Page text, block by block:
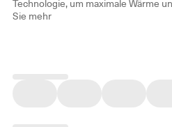
Technologie, um maximale Wärme
Sie mehr